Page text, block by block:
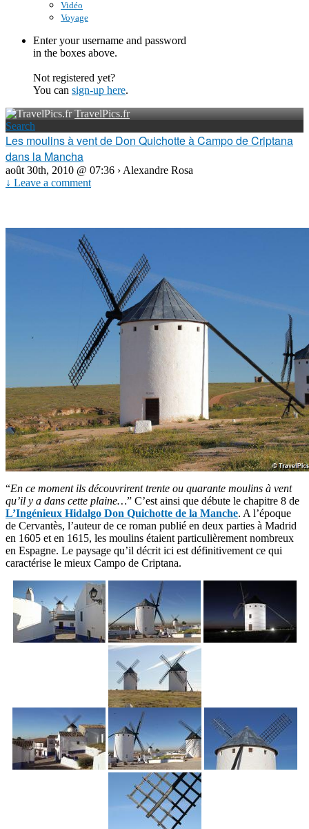
Vidéo
Voyage
Enter your username and password
in the boxes above.
Not registered yet?
You can sign-up here.
TravelPics.fr
Search
Les moulins à vent de Don Quichotte à Campo de Criptana
dans la Mancha
août 30th, 2010 @ 07:36 › Alexandre Rosa
↓ Leave a comment
“En ce moment ils découvrirent trente ou quarante moulins à vent
qu’il y a dans cette plaine…” C’est ainsi que débute le chapitre 8 de
L’Ingénieux Hidalgo Don Quichotte de la Manche. A l’époque
de Cervantès, l’auteur de ce roman publié en deux parties à Madrid
en 1605 et en 1615, les moulins étaient particulièrement nombreux
en Espagne. Le paysage qu’il décrit ici est définitivement ce qui
caractérise le mieux Campo de Criptana.